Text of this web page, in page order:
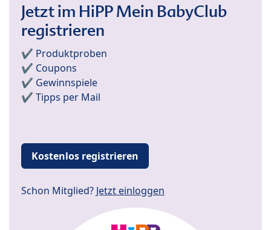
Jetzt im HiPP Mein BabyClub
registrieren
✔️ Produktproben
✔️ Coupons
✔️ Gewinnspiele
✔️ Tipps per Mail
Kostenlos registrieren
Schon Mitglied? Jetzt einloggen